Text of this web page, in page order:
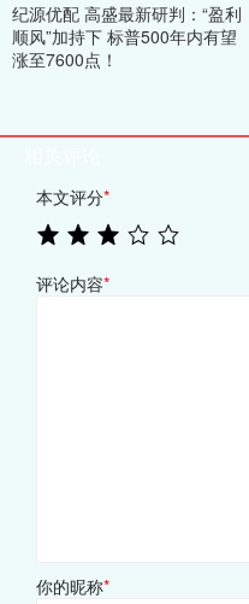
纪源优配 高盛最新研判：“盈利
顺风”加持下 标普500年内有望
涨至7600点！
本文评分*
评论内容*
你的昵称*